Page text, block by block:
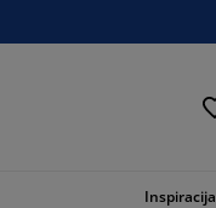
Inspiracija